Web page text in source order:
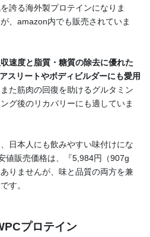
誇る海外製プロテインになりま
、amazon内でも販売されていま
速度と脂質・糖質の除去に優れた
スリートやボディビルダーにも愛用
また筋肉の回復を助けるグルタミン
グ後のリカバリーにも適していま
日本人にも飲みやすい味付けにな
値販売価格は、『5,984円（907g
りませんが、味と品質の両方を兼
す。
プロテイン